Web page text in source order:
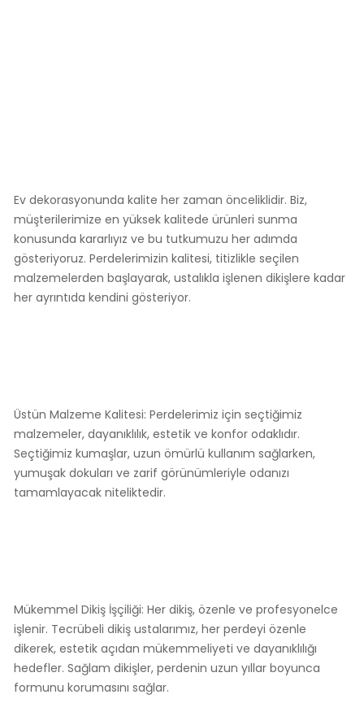
Ev dekorasyonunda kalite her zaman önceliklidir. Biz,
müşterilerimize en yüksek kalitede ürünleri sunma
konusunda kararlıyız ve bu tutkumuzu her adımda
gösteriyoruz. Perdelerimizin kalitesi, titizlikle seçilen
malzemelerden başlayarak, ustalıkla işlenen dikişlere kadar
her ayrıntıda kendini gösteriyor.
Üstün Malzeme Kalitesi: Perdelerimiz için seçtiğimiz
malzemeler, dayanıklılık, estetik ve konfor odaklıdır.
Seçtiğimiz kumaşlar, uzun ömürlü kullanım sağlarken,
yumuşak dokuları ve zarif görünümleriyle odanızı
tamamlayacak niteliktedir.
Mükemmel Dikiş İşçiliği: Her dikiş, özenle ve profesyonelce
işlenir. Tecrübeli dikiş ustalarımız, her perdeyi özenle
dikerek, estetik açıdan mükemmeliyeti ve dayanıklılığı
hedefler. Sağlam dikişler, perdenin uzun yıllar boyunca
formunu korumasını sağlar.